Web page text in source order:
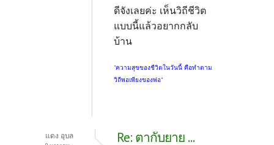
ดีจังเลยค่ะ เห็นวิถีชีวิต
แบบนี้แล้วอยากกลับ
บ้าน
"ความสุขของชีวิตในวันนี้ คือทำตาม
วิถีพอเพียงของพ่อ"
แดง อุบล
Re: ตากับยาย ...